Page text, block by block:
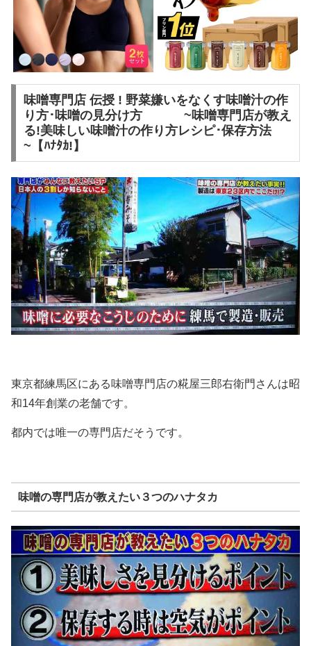
味噌専門店 伝授 ! 野菜嫌いをなくす味噌汁の作
り方･味噌の見分け方 ~味噌専門店が教え
る!美味しい味噌汁の作り方レシピ･保存方法
~【ﾊﾅﾀｶ!】
東京都練馬区にある味噌専門店の糀屋三郎右衛門さんは昭
和14年創業の老舗です。
都内では唯一の専門店だそうです。
味噌の専門店が教えたい３つのハナタカ